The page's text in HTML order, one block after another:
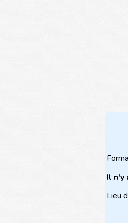
Il n'y
Lieu